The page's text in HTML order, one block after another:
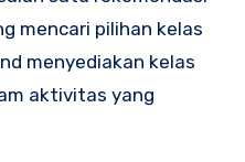
mencari pilihan kelas
menyediakan kelas
aktivitas yang